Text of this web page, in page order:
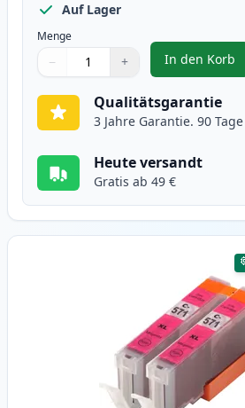
Auf Lager
Menge
Verwenden Sie die Tasten, um
− +
1
In den Korb
, 2
Qualitätsgarantie
3 Jahre Garantie. 90
Heute versandt
Gratis ab 49 €